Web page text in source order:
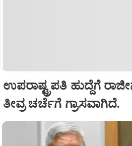
ಉಪರಾಷ್ಟ್ರಪತಿ ಹುದ್ದೆಗೆ
ತೀವ್ರ ಚರ್ಚೆಗೆ ಗ್ರಾಸವಾಗಿದೆ.